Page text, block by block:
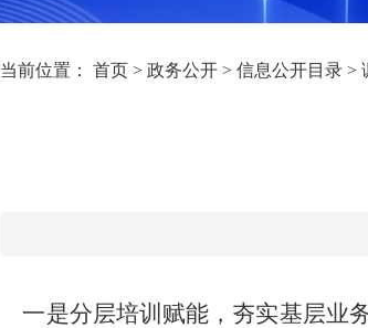
当前位置： 首页 > 政务公开 > 信息公开目录 >
一是分层培训赋能，夯实基层业